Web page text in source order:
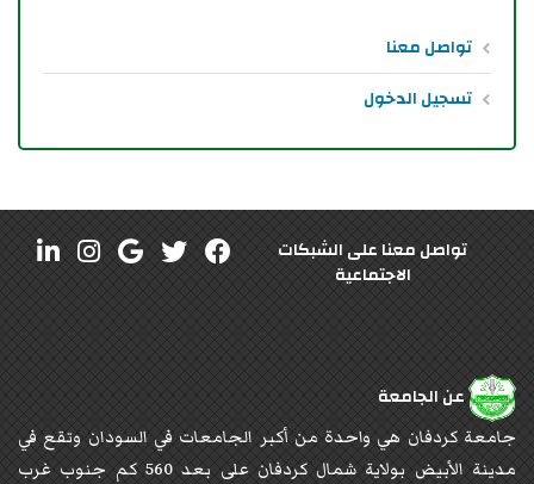
تواصل معنا
تسجيل الدخول
تواصل معنا على الشبكات
الاجتماعية
عن الجامعة
جامعة كردفان هي واحدة من أكبر الجامعات في السودان وتقع في
مدينة الأبيض بولاية شمال كردفان على بعد 560 كم جنوب غرب